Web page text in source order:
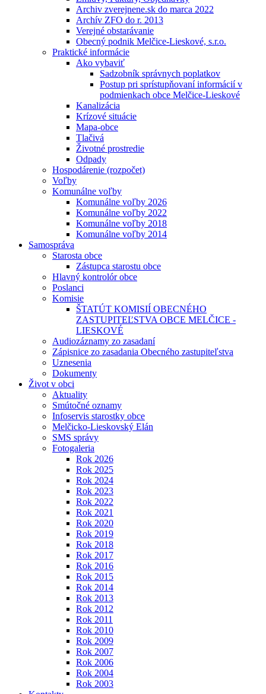
Archiv zverejnene.sk do marca 2022
Archív ZFO do r. 2013
Verejné obstarávanie
Obecný podnik Melčice-Lieskové, s.r.o.
Praktické informácie
Ako vybaviť
Sadzobník správnych poplatkov
Postup pri sprístupňovaní informácií v
podmienkach obce Melčice-Lieskové
Kanalizácia
Krízové situácie
Mapa-obce
Tlačivá
Životné prostredie
Odpady
Hospodárenie (rozpočet)
Voľby
Komunálne voľby
Komunálne voľby 2026
Komunálne voľby 2022
Komunálne voľby 2018
Komunálne voľby 2014
Samospráva
Starosta obce
Zástupca starostu obce
Hlavný kontrolór obce
Poslanci
Komisie
ŠTATÚT KOMISIÍ OBECNÉHO
ZASTUPITEĽSTVA OBCE MELČICE -
LIESKOVÉ
Audiozáznamy zo zasadaní
Zápisnice zo zasadania Obecného zastupiteľstva
Uznesenia
Dokumenty
Život v obci
Aktuality
Smútočné oznamy
Infoservis starostky obce
Melčicko-Lieskovský Elán
SMS správy
Fotogaleria
Rok 2026
Rok 2025
Rok 2024
Rok 2023
Rok 2022
Rok 2021
Rok 2020
Rok 2019
Rok 2018
Rok 2017
Rok 2016
Rok 2015
Rok 2014
Rok 2013
Rok 2012
Rok 2011
Rok 2010
Rok 2009
Rok 2007
Rok 2006
Rok 2004
Rok 2003